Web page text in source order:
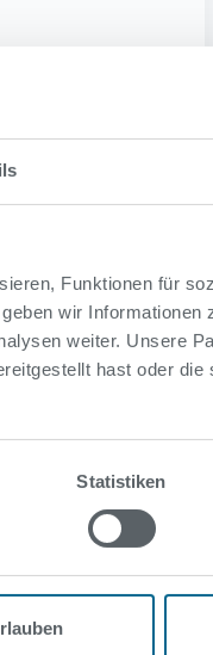
Funktionen für
wir Informationen
weiter. Unsere
hast oder
Statistiken
Pass
ins